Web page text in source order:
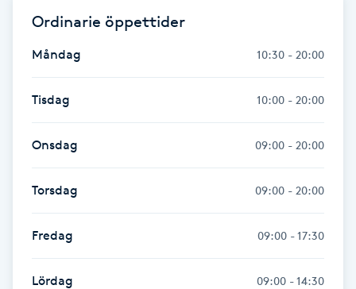
Kiropraktik
Klangmassage
Klippning
Klippning & Slingor
Klippning ungdom
Koppningsmassage
Kosmetisk tatuering
Ordinarie öppettider
Måndag 10:30 - 20:00
Tisdag 10:00 - 20:00
Onsdag 09:00 - 20:00
Torsdag 09:00 - 20:00
Fredag 09:00 - 17:30
Lördag 09:00 - 14:30